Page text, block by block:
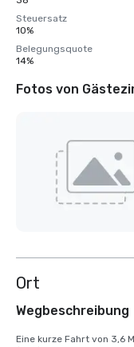
Steuersatz
10%
Belegungsquote
14%
Fotos von
Ort
Wegbeschreibung
Eine kurze Fahrt von 3,6